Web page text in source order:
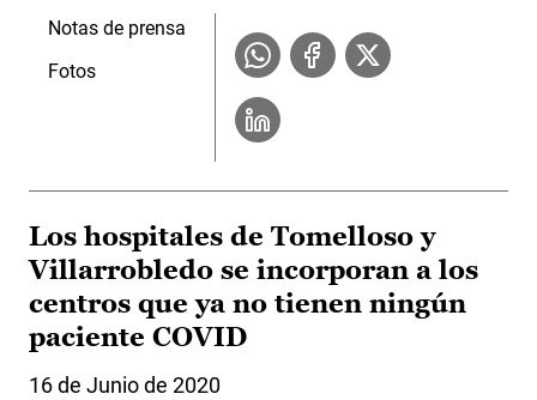
Notas de prensa
Fotos
Los hospitales de Tomelloso y
Villarrobledo se incorporan a los
centros que ya no tienen ningún
paciente COVID
16 de Junio de 2020